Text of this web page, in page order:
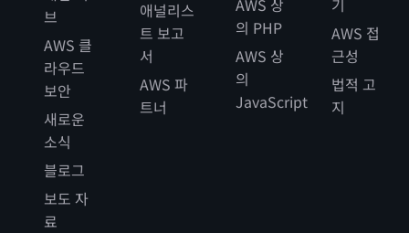
브
AWS 클
라우드
보안
새로운
소식
블로그
보도 자
료
애널리스
트 보고
서
AWS 파
트너
AWS 상
의 PHP
AWS 상
의
JavaScript
기
AWS 접
근성
법적 고
지